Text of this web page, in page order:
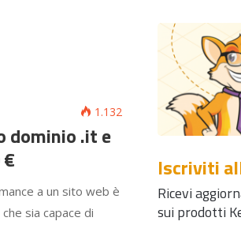
1.132
.it e
a un sito web è
sia capace di
Iscriviti
Ricevi
sui prodotti